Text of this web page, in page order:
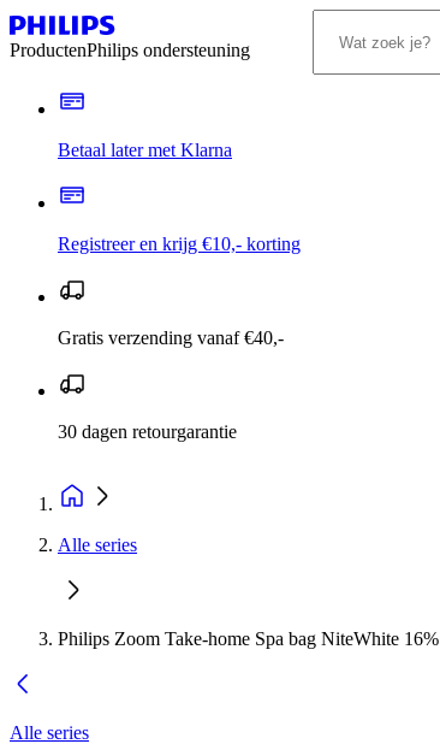
ProductenPhilips ondersteuning
Betaal later met Klarna
Registreer en krijg €10,- korting
Gratis verzending vanaf €40,-
30 dagen retourgarantie
Alle series
Philips Zoom Take-home Spa bag NiteWhite 16%
Alle series